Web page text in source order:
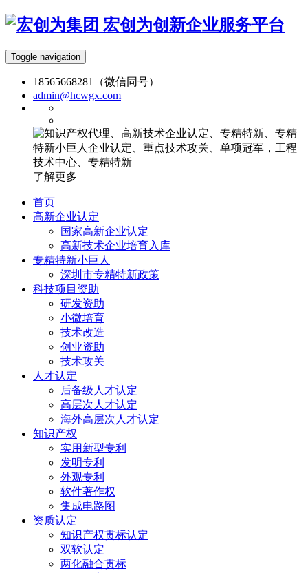
宏创为创新企业服务平台
Toggle navigation
18565668281（微信同号）
admin@hcwgx.com
了解更多
首页
高新企业认定
国家高新企业认定
高新技术企业培育入库
专精特新小巨人
深圳市专精特新政策
科技项目资助
研发资助
小微培育
技术改造
创业资助
技术攻关
人才认定
后备级人才认定
高层次人才认定
海外高层次人才认定
知识产权
实用新型专利
发明专利
外观专利
软件著作权
集成电路图
资质认定
知识产权贯标认定
双软认定
两化融合贯标